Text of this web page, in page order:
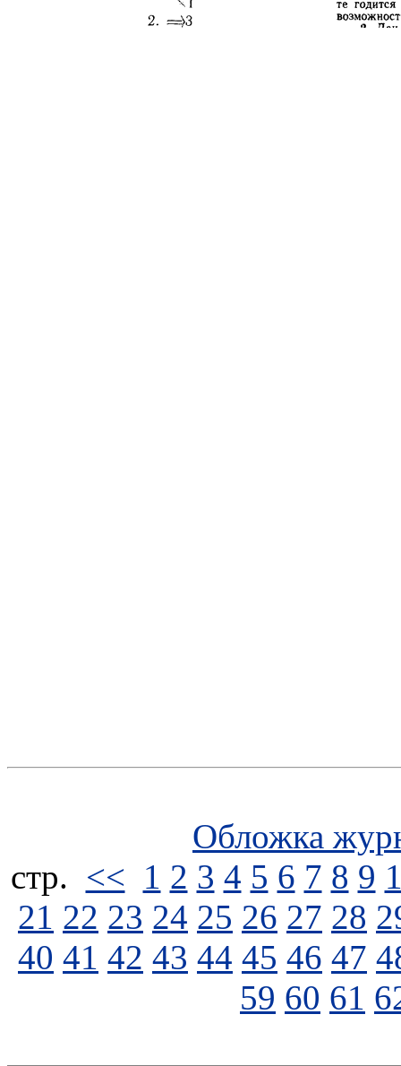
Обложка
стp. << 1 2 3 4 5 6 7 8 9
21 22 23 24 25 26 27 28
40 41 42 43 44 45 46 47
59 60 61